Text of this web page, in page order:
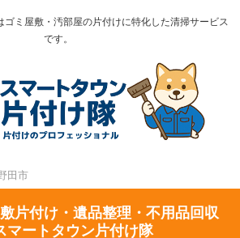
ゴミ屋敷・汚部屋の片付けに特化した清掃サービス
です。
田市
片付け・遺品整理・不用品回収
マートタウン片付け隊